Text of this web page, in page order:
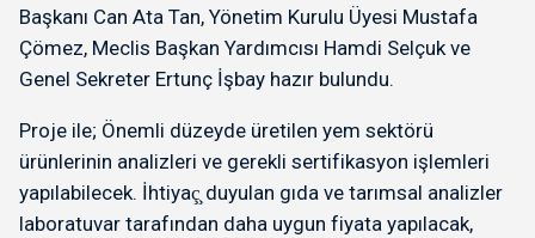
Başkanı Can Ata Tan, Yönetim Kurulu Üyesi Mustafa
Çömez, Meclis Başkan Yardımcısı Hamdi Selçuk ve
Genel Sekreter Ertunç İşbay hazır bulundu.
Proje ile; Önemli düzeyde üretilen yem sektörü
ürünlerinin analizleri ve gerekli sertifikasyon işlemleri
yapılabilecek. İhtiyaç̧ duyulan gıda ve tarımsal analizler
laboratuvar tarafından daha uygun fiyata yapılacak,